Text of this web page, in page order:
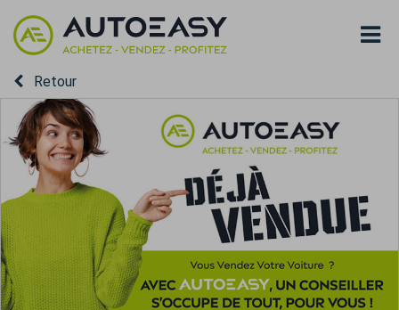
Retour